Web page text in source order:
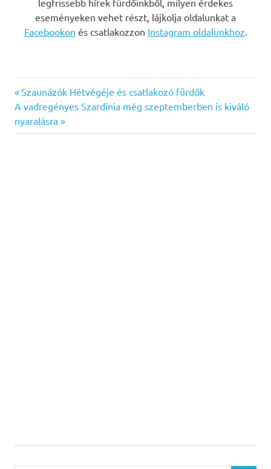
legfrissebb hírek fürdőinkből, milyen érdekes
eseményeken vehet részt, lájkolja oldalunkat a
Facebookon és csatlakozzon Instagram oldalunkhoz.
Bejegyzés
navigáció
Previous
Post:
Szaunázók Hétvégéje és csatlakozó fürdők
Next
Post:
A vadregényes Szardínia még szeptemberben is kiváló
nyaralásra